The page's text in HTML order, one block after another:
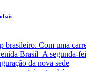
brasileiro. Com uma
Brasil A segunda-
da nova sede